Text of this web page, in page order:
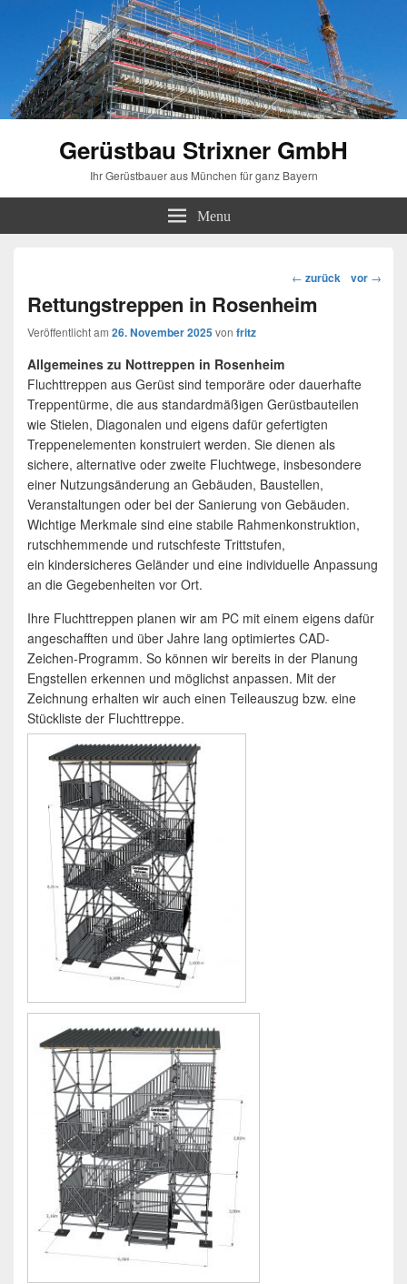
Gerüstbau Strixner GmbH
Ihr Gerüstbauer aus München für ganz Bayern
Menu
Beitragsnavigation
← zurück vor →
Rettungstreppen in Rosenheim
Veröffentlicht am 26. November 2025von fritz
Allgemeines zu Nottreppen in Rosenheim
Fluchttreppen aus Gerüst sind temporäre oder dauerhafte
Treppentürme, die aus standardmäßigen Gerüstbauteilen
wie Stielen, Diagonalen und eigens dafür gefertigten
Treppenelementen konstruiert werden. Sie dienen als
sichere, alternative oder zweite Fluchtwege, insbesondere
einer Nutzungsänderung an Gebäuden, Baustellen,
Veranstaltungen oder bei der Sanierung von Gebäuden.
Wichtige Merkmale sind eine stabile Rahmenkonstruktion,
rutschhemmende und rutschfeste Trittstufen,
ein kindersicheres Geländer und eine individuelle Anpassung
an die Gegebenheiten vor Ort.
Ihre Fluchttreppen planen wir am PC mit einem eigens dafür
angeschafften und über Jahre lang optimiertes CAD-
Zeichen-Programm. So können wir bereits in der Planung
Engstellen erkennen und möglichst anpassen. Mit der
Zeichnung erhalten wir auch einen Teileauszug bzw. eine
Stückliste der Fluchttreppe.